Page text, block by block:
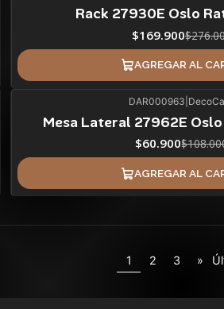
Rack 27930E Oslo
$169.900
AGREGAR AL
DAR000963
Mesa Lateral 27962E
$60.900
AGREGAR AL
1 2 3 »